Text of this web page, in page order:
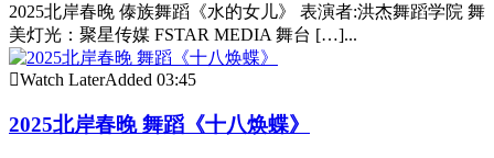
2025北岸春晚 傣族舞蹈《水的女儿》 表演者:洪杰舞蹈学院 舞
美灯光：聚星传媒 FSTAR MEDIA 舞台 […]...
Watch LaterAdded 03:45
2025北岸春晚 舞蹈《十八焕蝶》